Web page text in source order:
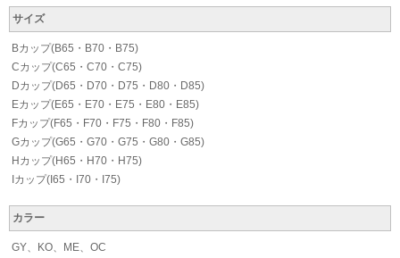
サイズ
Bカップ(B65・B70・B75)
Cカップ(C65・C70・C75)
Dカップ(D65・D70・D75・D80・D85)
Eカップ(E65・E70・E75・E80・E85)
Fカップ(F65・F70・F75・F80・F85)
Gカップ(G65・G70・G75・G80・G85)
Hカップ(H65・H70・H75)
Iカップ(I65・I70・I75)
カラー
GY、KO、ME、OC